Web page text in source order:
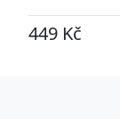
449 Kč